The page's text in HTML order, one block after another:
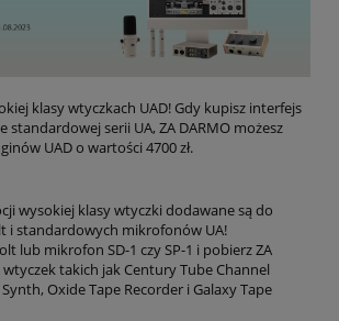
klasy wtyczkach UAD! Gdy kupisz interfejs
standardowej serii UA, ZA DARMO możesz
UAD o wartości 4700 zł.
wysokiej klasy wtyczki dodawane są do
i standardowych mikrofonów UA!
lub mikrofon SD-1 czy SP-1 i pobierz ZA
wtyczek takich jak Century Tube Channel
Oxide Tape Recorder i Galaxy Tape